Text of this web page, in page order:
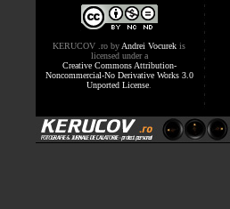
KERUCOV .ro by Andrei Vocurek is
licensed under a
Creative Commons Attribution-
Noncommercial-No Derivative Works 3.0
Unported License